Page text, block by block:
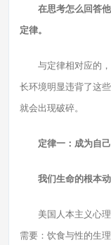
在思考怎么回答
定律。
与定律相对应的，
长环境明显违背了这
就会出现破碎。
定律一：成为自己
我们生命的根本
美国人本主义心理
需要：饮食与性的生